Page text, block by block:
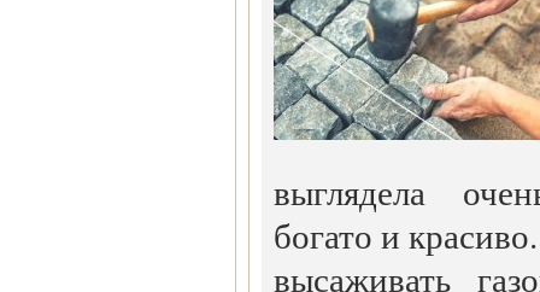
выглядела
богато и
высаживать